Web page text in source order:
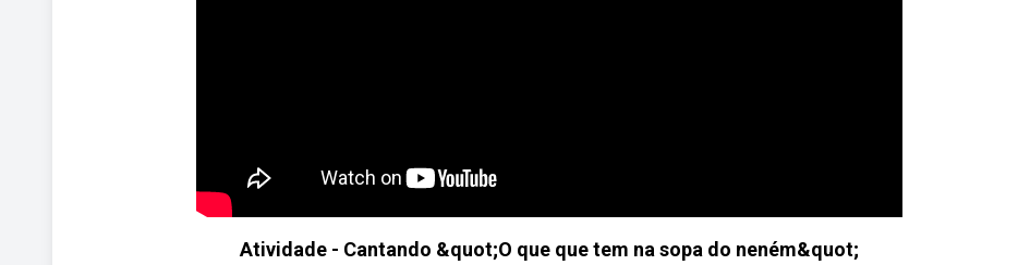
Atividade - Cantando &quot;O que que tem na sopa do neném&quot;